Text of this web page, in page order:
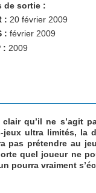
de sortie :
: 20 février 2009
: février 2009
: 2009
clair qu’il ne s’agit
jeux ultra limités, la
pas prétendre au
quel joueur ne
pourra vraiment